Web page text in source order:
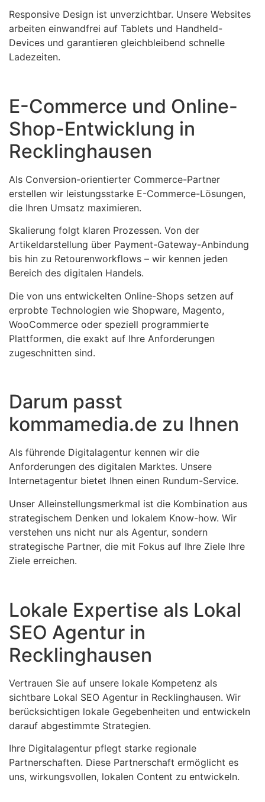
Responsive Design ist unverzichtbar. Unsere Websites
arbeiten einwandfrei auf Tablets und Handheld-
Devices und garantieren gleichbleibend schnelle
Ladezeiten.
E-Commerce und Online-
Shop-Entwicklung in
Recklinghausen
Als Conversion-orientierter Commerce-Partner
erstellen wir leistungsstarke E-Commerce-Lösungen,
die Ihren Umsatz maximieren.
Skalierung folgt klaren Prozessen. Von der
Artikeldarstellung über Payment-Gateway-Anbindung
bis hin zu Retourenworkflows – wir kennen jeden
Bereich des digitalen Handels.
Die von uns entwickelten Online-Shops setzen auf
erprobte Technologien wie Shopware, Magento,
WooCommerce oder speziell programmierte
Plattformen, die exakt auf Ihre Anforderungen
zugeschnitten sind.
Darum passt
kommamedia.de zu Ihnen
Als führende Digitalagentur kennen wir die
Anforderungen des digitalen Marktes. Unsere
Internetagentur bietet Ihnen einen Rundum-Service.
Unser Alleinstellungsmerkmal ist die Kombination aus
strategischem Denken und lokalem Know-how. Wir
verstehen uns nicht nur als Agentur, sondern
strategische Partner, die mit Fokus auf Ihre Ziele Ihre
Ziele erreichen.
Lokale Expertise als Lokal
SEO Agentur in
Recklinghausen
Vertrauen Sie auf unsere lokale Kompetenz als
sichtbare Lokal SEO Agentur in Recklinghausen. Wir
berücksichtigen lokale Gegebenheiten und entwickeln
darauf abgestimmte Strategien.
Ihre Digitalagentur pflegt starke regionale
Partnerschaften. Diese Partnerschaft ermöglicht es
uns, wirkungsvollen, lokalen Content zu entwickeln.